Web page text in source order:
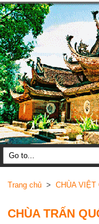
Trang chủ> CHÙA VIỆT
CHÙA TRẤN